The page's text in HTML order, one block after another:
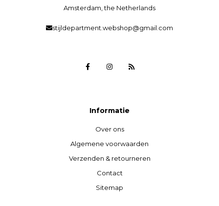
Amsterdam, the Netherlands
stijldepartment.webshop@gmail.com
Informatie
Over ons
Algemene voorwaarden
Verzenden & retourneren
Contact
Sitemap